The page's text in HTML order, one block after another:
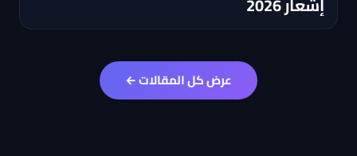
عرض كل المقالات ←